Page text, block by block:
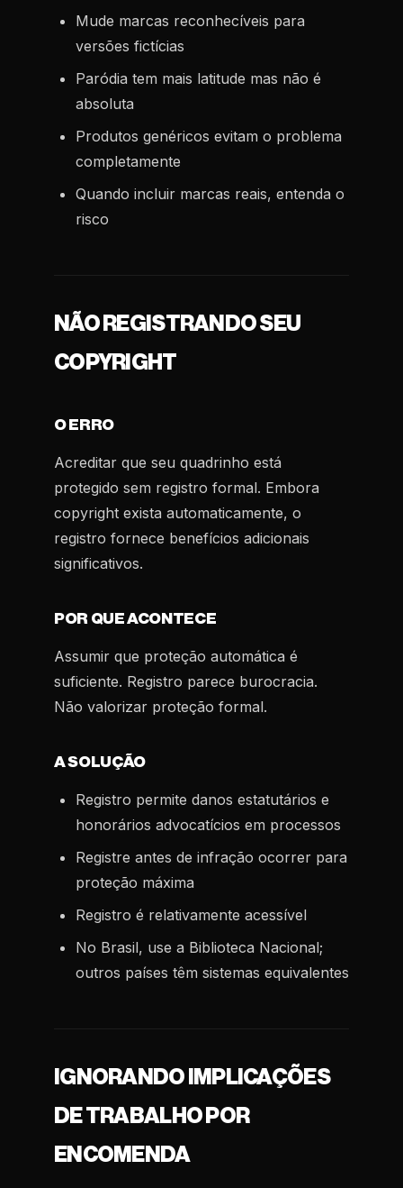
Mude marcas reconhecíveis para
versões fictícias
Paródia tem mais latitude mas não é
absoluta
Produtos genéricos evitam o problema
completamente
Quando incluir marcas reais, entenda o
risco
NÃO REGISTRANDO SEU
COPYRIGHT
O ERRO
Acreditar que seu quadrinho está
protegido sem registro formal. Embora
copyright exista automaticamente, o
registro fornece benefícios adicionais
significativos.
POR QUE ACONTECE
Assumir que proteção automática é
suficiente. Registro parece burocracia.
Não valorizar proteção formal.
A SOLUÇÃO
Registro permite danos estatutários e
honorários advocatícios em processos
Registre antes de infração ocorrer para
proteção máxima
Registro é relativamente acessível
No Brasil, use a Biblioteca Nacional;
outros países têm sistemas equivalentes
IGNORANDO IMPLICAÇÕES
DE TRABALHO POR
ENCOMENDA